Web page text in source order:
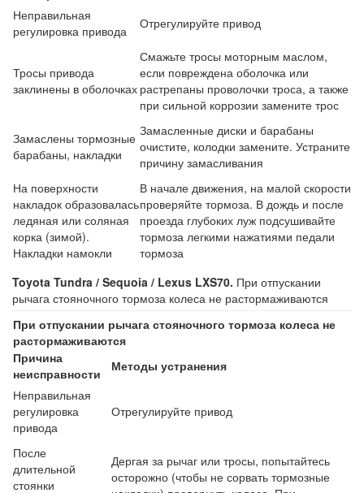
Неправильная
регулировка привода
Отрегулируйте привод
Тросы привода
заклинены в оболочках
Смажьте тросы моторным маслом,
если повреждена оболочка или
растрепаны проволочки троса, а также
при сильной коррозии замените трос
Замаслены тормозные
барабаны, накладки
Замасленные диски и барабаны
очистите, колодки замените. Устраните
причину замасливания
На поверхности
накладок образовалась
ледяная или соляная
корка (зимой).
Накладки намокли
В начале движения, на малой скорости
проверяйте тормоза. В дождь и после
проезда глубоких луж подсушивайте
тормоза легкими нажатиями педали
тормоза
Toyota Tundra / Sequoia / Lexus LXS70. При отпускании
рычага стояночного тормоза колеса не растормаживаются
При отпускании рычага стояночного тормоза колеса не
растормаживаются
Причина
неисправности
Методы устранения
Неправильная
регулировка
привода
Отрегулируйте привод
После
длительной
стоянки
Дергая за рычаг или тросы, попытайтесь
осторожно (чтобы не сорвать тормозные